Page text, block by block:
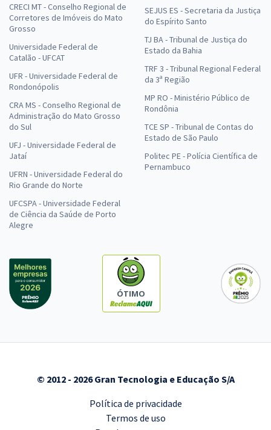
CRECI MT - Conselho Regional de
Corretores de Imóveis do Mato
Grosso
Universidade Federal de
Catalão - UFCAT
UFR - Universidade Federal de
Rondonópolis
CRA MS - Conselho Regional de
Administração do Mato Grosso
do Sul
UFJ - Universidade Federal de
Jataí
UFRN - Universidade Federal do
Rio Grande do Norte
UFCSPA - Universidade Federal
de Ciência da Saúde de Porto
Alegre
SEJUS ES - Secretaria da Justiça
do Espírito Santo
TJ BA - Tribunal de Justiça do
Estado da Bahia
TRF 3 - Tribunal Regional Federal
da 3ª Região
MP RO - Ministério Público de
Rondônia
TCE SP - Tribunal de Contas do
Estado de São Paulo
Politec PE - Polícia Científica de
Pernambuco
ÓTIMO
© 2012 - 2026 Gran Tecnologia e Educação S/A
Política de privacidade
Termos de uso